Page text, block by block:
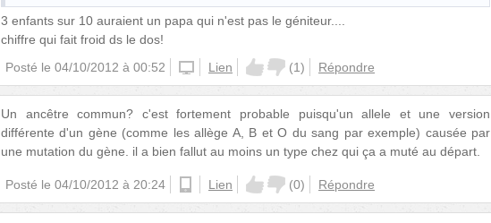
3 enfants sur 10 auraient un papa qui n'est pas le géniteur....
chiffre qui fait froid ds le dos!
Posté le 04/10/2012 à 00:52 iphoneLien (1) Répondre
Un ancêtre commun? c'est fortement probable puisqu'un allele et une version
différente d'un gène (comme les allège A, B et O du sang par exemple) causée par
une mutation du gène. il a bien fallut au moins un type chez qui ça a muté au départ.
Posté le 04/10/2012 à 20:24 androidLien (0) Répondre